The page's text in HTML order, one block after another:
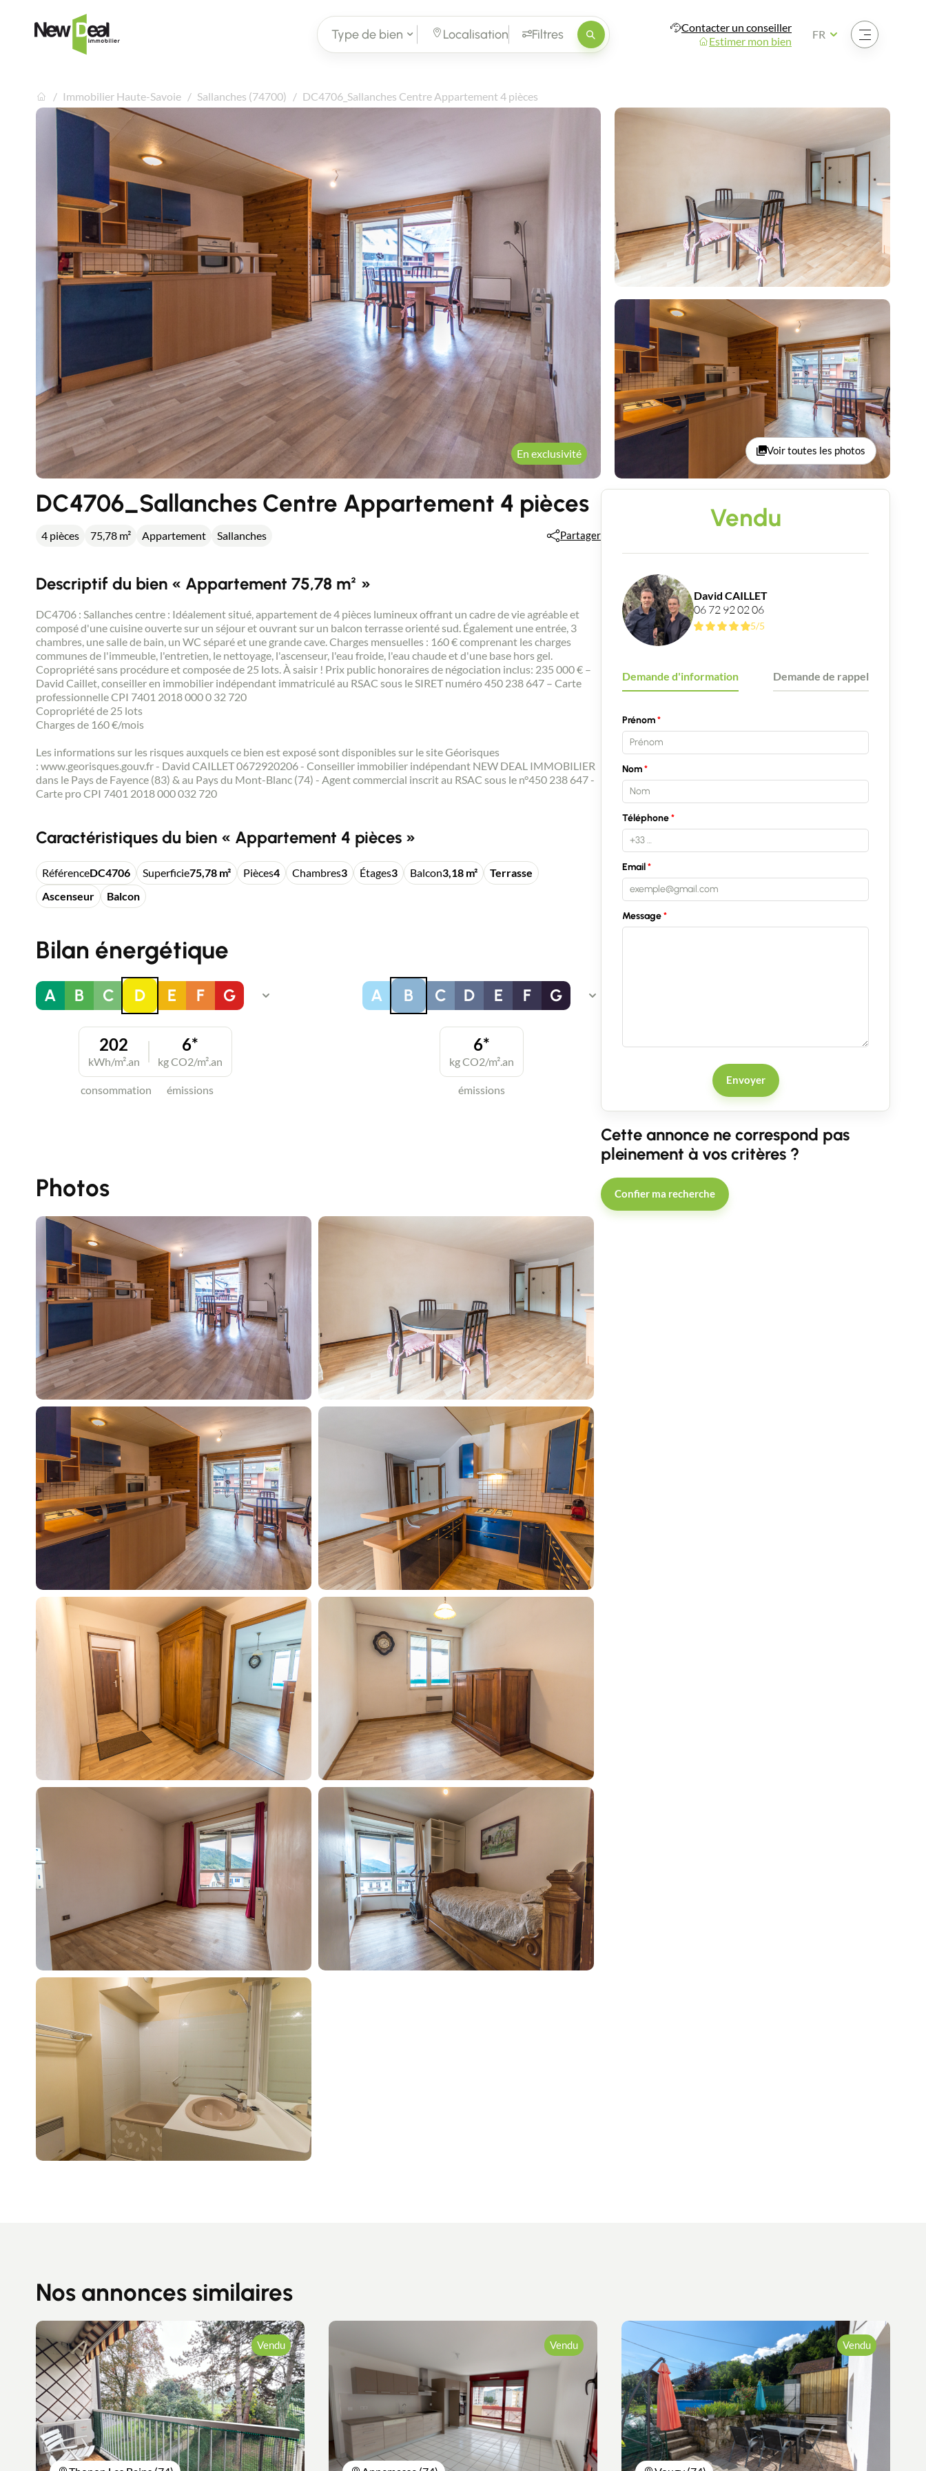
Type de bien Localisation Filtres
Contacter un conseiller
Estimer mon bien
Ouvrir le menu
FR
Contacter un conseiller
Estimer/Vendre
Acheter
Recrutement
Actualités
Guides
Contact
Immobilier Haute-Savoie Sallanches (74700) DC4706_Sallanches Centre Appartement 4 pièces
Voir toutes les photos
En exclusivité
DC4706_Sallanches Centre Appartement 4 pièces
4 pièces 75,78 m² Appartement Sallanches Partager
Descriptif du bien « Appartement 75,78 m² »
DC4706 : Sallanches centre : Idéalement situé, appartement de 4 pièces lumineux offrant un cadre de vie agréable et
composé d'une cuisine ouverte sur un séjour et ouvrant sur un balcon terrasse orienté sud. Également une entrée, 3
chambres, une salle de bain, un WC séparé et une grande cave. Charges mensuelles : 160 € comprenant les charges
communes de l'immeuble, l'entretien, le nettoyage, l'ascenseur, l'eau froide, l'eau chaude et d'une base hors gel.
Copropriété sans procédure et composée de 25 lots. À saisir ! Prix public honoraires de négociation inclus: 235 000 € –
David Caillet, conseiller en immobilier indépendant immatriculé au RSAC sous le SIRET numéro 450 238 647 – Carte
professionnelle CPI 7401 2018 000 0 32 720
Copropriété de 25 lots
Charges de 160 €/mois
Les informations sur les risques auxquels ce bien est exposé sont disponibles sur le site Géorisques
: www.georisques.gouv.fr - David CAILLET 0672920206 - Conseiller immobilier indépendant NEW DEAL IMMOBILIER
dans le Pays de Fayence (83) & au Pays du Mont-Blanc (74) - Agent commercial inscrit au RSAC sous le n°450 238 647 -
Carte pro CPI 7401 2018 000 032 720
Caractéristiques du bien « Appartement 4 pièces »
RéférenceDC4706 Superficie75,78 m² Pièces4 Chambres3 Étages3 Balcon3,18 m²
Terrasse
Ascenseur
Balcon
Bilan énergétique
A B C D E F G
consommation
202
kWh/m².an
émissions
6*
kg CO2/m².an
A B C D E F G
émissions
6*
kg CO2/m².an
Photos
Vendu
David CAILLET
06 72 92 02 06
5/5
Demande d'information Demande de rappel
Prénom
Nom
Téléphone
Email
Message
Envoyer
Cette annonce ne correspond pas
pleinement à vos critères ?
Confier ma recherche
Nos annonces similaires
Vendu Vendu Vendu